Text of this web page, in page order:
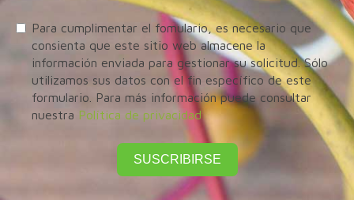
Para cumplimentar el fomulario, es necesario que
consienta que este sitio web almacene la
información enviada para gestionar su solicitud. Sólo
utilizamos sus datos con el fin específico de este
formulario. Para más información puede consultar
nuestra Política de privacidad
SUSCRIBIRSE